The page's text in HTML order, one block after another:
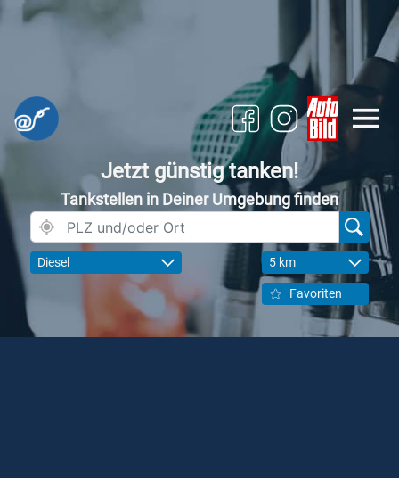
Jetzt günstig tanken!
Tankstellen in Deiner Umgebung finden
Diesel 5 km
Favoriten